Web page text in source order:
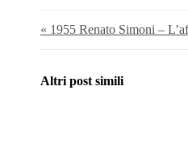
« 1955 Renato Simoni –
Altri post simili